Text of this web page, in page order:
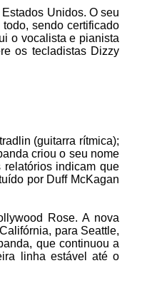
Unidos. O seu
sendo certificado
o vocalista e pianista
os tecladistas Dizzy
(guitarra rítmica);
criou o seu nome
indicam que
por Duff McKagan
Rose. A nova
para Seattle,
que continuou a
linha estável até o